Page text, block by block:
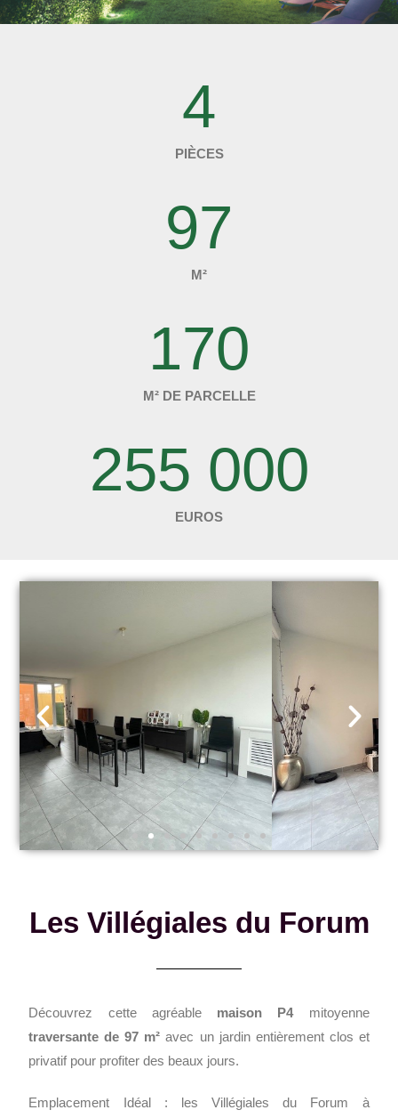
PIÈCES
4
M²
97
M² DE PARCELLE
170
EUROS
255 000
Les Villégiales du Forum
Découvrez cette agréable maison P4mitoyenne
traversante de 97 m² avec un jardin entièrement clos et
privatif pour profiter des beaux jours.
Emplacement Idéal : les Villégiales du Forum à